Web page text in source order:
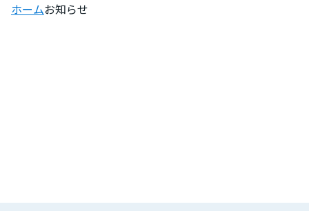
ホームお知らせ